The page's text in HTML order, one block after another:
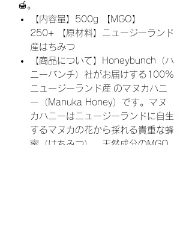
🍯。
【内容量】500g 【MGO】
250+ 【原材料】ニュージーランド
産はちみつ
【商品について】Honeybunch（ハ
ニーバンチ）社がお届けする100%
ニュージーランド産 のマヌカハニ
ー（Manuka Honey）です。マヌ
カハニーはニュージーランドに自生
するマヌカの花から採れる貴重な蜂
蜜（はちみつ）。天然成分のMGO